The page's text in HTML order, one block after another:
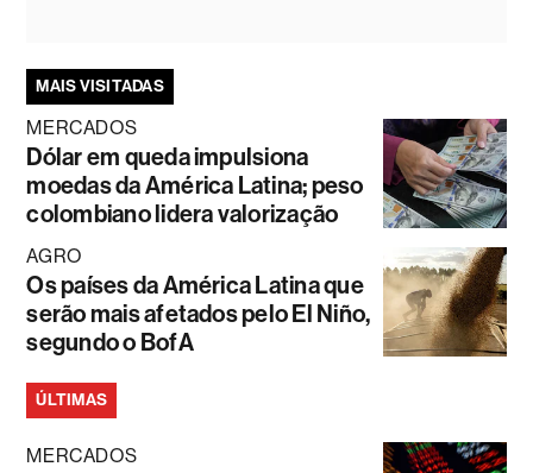
MAIS VISITADAS
MERCADOS
Dólar em queda impulsiona
moedas da América Latina; peso
colombiano lidera valorização
AGRO
Os países da América Latina que
serão mais afetados pelo El Niño,
segundo o BofA
ÚLTIMAS
MERCADOS